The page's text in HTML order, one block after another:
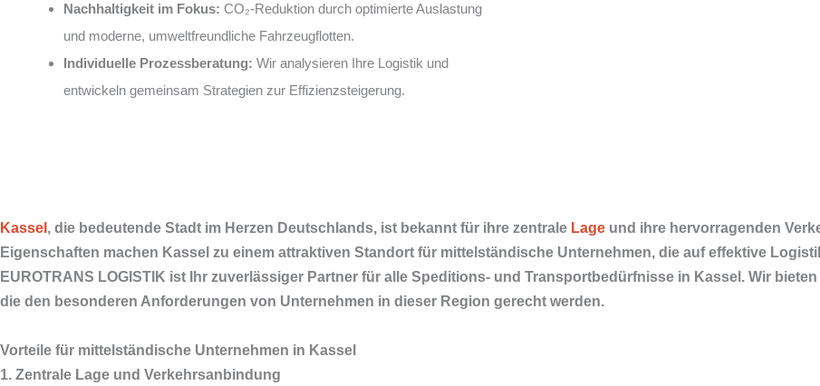
Nachhaltigkeit im Fokus: CO₂-Reduktion durch optimierte Auslastung
und moderne, umweltfreundliche Fahrzeugflotten.
Individuelle Prozessberatung: Wir analysieren Ihre Logistik und
entwickeln gemeinsam Strategien zur Effizienzsteigerung.
Kassel , die bedeutende Stadt im Herzen Deutschlands, ist bekannt für ihre zentrale Lage und ihre hervorragenden
Eigenschaften machen Kassel zu einem attraktiven Standort für mittelständische Unternehmen, die auf effektive
EUROTRANS LOGISTIK ist Ihr zuverlässiger Partner für alle Speditions- und Transportbedürfnisse in Kassel. Wir
die den besonderen Anforderungen von Unternehmen in dieser Region gerecht werden.
Vorteile für mittelständische Unternehmen in Kassel
1. Zentrale Lage und Verkehrsanbindung